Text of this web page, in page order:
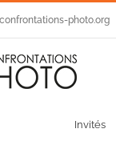
photo.org
Invités